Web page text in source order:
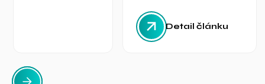
Detail článku